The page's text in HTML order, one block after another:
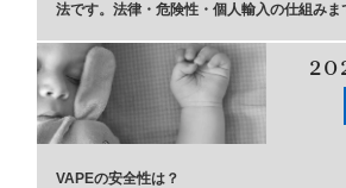
法です。法律・危険性・個人輸入の仕組みま
VAPEの安全性は？